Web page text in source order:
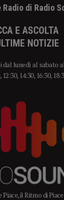
di Radio
E ASCOLTA
NOTIZIE
dal lunedì al sabato
12:30, 14:30, 16:30,
Piace, il Ritmo di